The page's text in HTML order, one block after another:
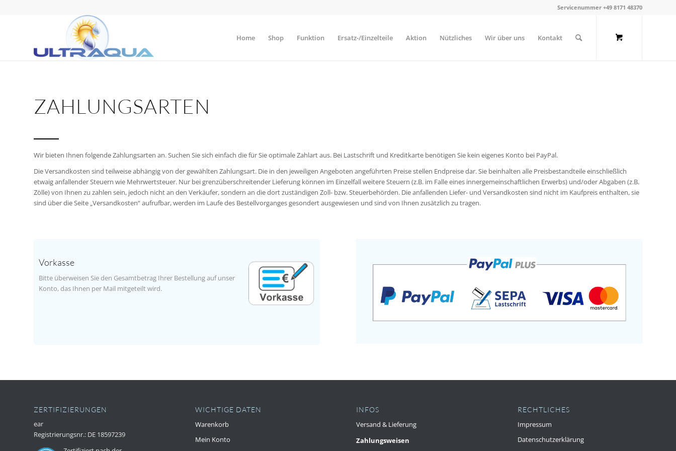
Servicenummer +49 8171 48370
Home Shop Funktion Ersatz-/Einzelteile Aktion Nützliches Wir über uns Kontakt
ZAHLUNGSARTEN
Wir bieten Ihnen folgende Zahlungsarten an. Suchen Sie sich einfach die für Sie optimale Zahlart aus. Bei Lastschrift und Kreditkarte benötigen Sie kein eigenes Konto bei PayPal.
Die Versandkosten sind teilweise abhängig von der gewählten Zahlungsart. Die in den jeweiligen Angeboten angeführten Preise stellen Endpreise dar. Sie beinhalten alle Preisbestandteile einschließlich
etwaig anfallender Steuern wie Mehrwertsteuer. Nur bei grenzüberschreitender Lieferung können im Einzelfall weitere Steuern (z.B. im Falle eines innergemeinschaftlichen Erwerbs) und/oder Abgaben (z.B.
Zölle) von Ihnen zu zahlen sein, jedoch nicht an den Verkäufer, sondern an die dort zuständigen Zoll- bzw. Steuerbehörden. Die anfallenden Liefer- und Versandkosten sind nicht im Kaufpreis enthalten, sie
sind über die Seite „Versandkosten“ aufrufbar, werden im Laufe des Bestellvorganges gesondert ausgewiesen und sind von Ihnen zusätzlich zu tragen.
Vorkasse
Bitte überweisen Sie den Gesamtbetrag Ihrer Bestellung auf unser
Konto, das Ihnen per Mail mitgeteilt wird.
ZERTIFIZIERUNGEN
ear
Registrierungsnr.: DE 18597239
WICHTIGE DATEN
Warenkorb
Mein Konto
INFOS
Versand & Lieferung
Zahlungsweisen
RECHTLICHES
Impressum
Datenschutzerklärung